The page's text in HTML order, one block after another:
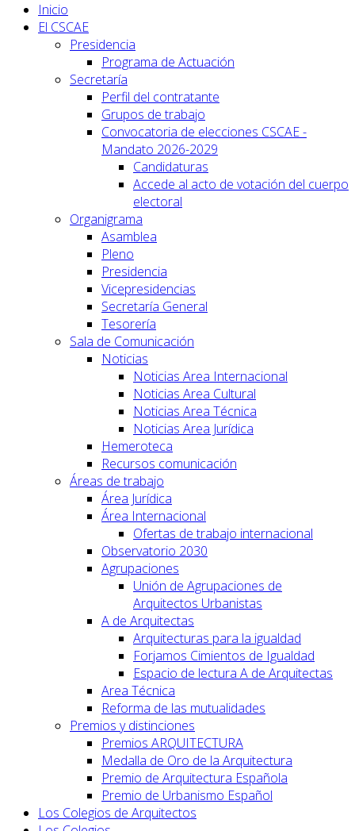
Inicio
El CSCAE
Presidencia
Programa de Actuación
Secretaría
Perfil del contratante
Grupos de trabajo
Convocatoria de elecciones CSCAE -
Mandato 2026-2029
Candidaturas
Accede al acto de votación del cuerpo
electoral
Organigrama
Asamblea
Pleno
Presidencia
Vicepresidencias
Secretaría General
Tesorería
Sala de Comunicación
Noticias
Noticias Area Internacional
Noticias Area Cultural
Noticias Area Técnica
Noticias Area Jurídica
Hemeroteca
Recursos comunicación
Áreas de trabajo
Área Jurídica
Área Internacional
Ofertas de trabajo internacional
Observatorio 2030
Agrupaciones
Unión de Agrupaciones de
Arquitectos Urbanistas
A de Arquitectas
Arquitecturas para la igualdad
Forjamos Cimientos de Igualdad
Espacio de lectura A de Arquitectas
Area Técnica
Reforma de las mutualidades
Premios y distinciones
Premios ARQUITECTURA
Medalla de Oro de la Arquitectura
Premio de Arquitectura Española
Premio de Urbanismo Español
Los Colegios de Arquitectos